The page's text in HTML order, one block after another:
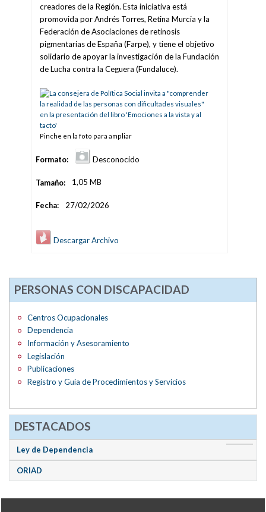
creadores de la Región. Esta iniciativa está
promovida por Andrés Torres, Retina Murcia y la
Federación de Asociaciones de retinosis
pigmentarias de España (Farpe), y tiene el objetivo
solidario de apoyar la investigación de la Fundación
de Lucha contra la Ceguera (Fundaluce).
Pinche en la foto para ampliar
Formato: Desconocido
Tamaño: 1,05 MB
Fecha: 27/02/2026
Descargar Archivo
PERSONAS CON DISCAPACIDAD
Centros Ocupacionales
Dependencia
Información y Asesoramiento
Legislación
Publicaciones
Registro y Guía de Procedimientos y Servicios
DESTACADOS
Ley de Dependencia
ORIAD